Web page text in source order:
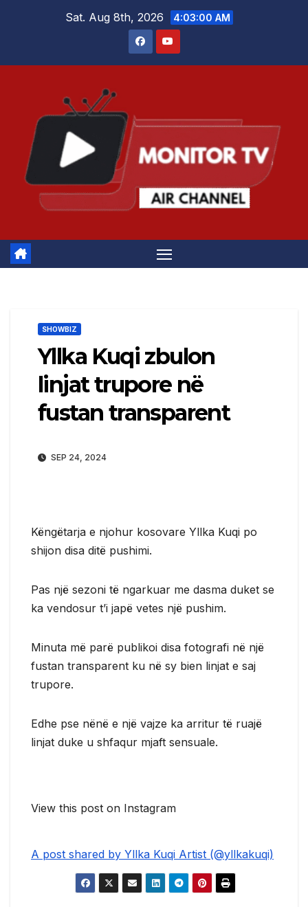
Sat. Aug 8th, 2026 4:03:00 AM
SHOWBIZ
Yllka Kuqi zbulon
linjat trupore në
fustan transparent
SEP 24, 2024
Këngëtarja e njohur kosovare Yllka Kuqi po
shijon disa ditë pushimi.
Pas një sezoni të ngarkuar me dasma duket se
ka vendosur t’i japë vetes një pushim.
Minuta më parë publikoi disa fotografi në një
fustan transparent ku në sy bien linjat e saj
trupore.
Edhe pse nënë e një vajze ka arritur të ruajë
linjat duke u shfaqur mjaft sensuale.
View this post on Instagram
A post shared by Yllka Kuqi Artist (@yllkakuqi)